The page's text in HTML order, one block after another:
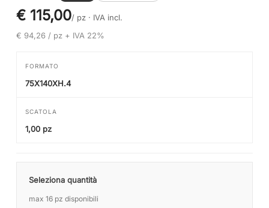
€ 115,00/ pz · IVA incl.
€ 94,26 / pz + IVA 22%
FORMATO
75X140XH.4
SCATOLA
1,00 pz
Seleziona quantità
max 16 pz disponibili